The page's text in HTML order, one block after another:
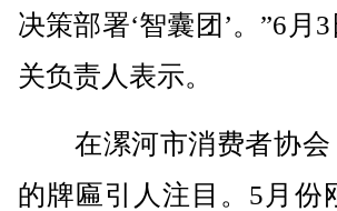
决策部署‘智囊团’。”6月
关负责人表示。
在漯河市消费者协会
的牌匾引人注目。5月份